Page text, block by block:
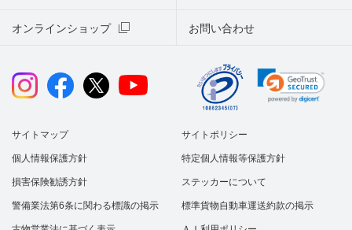
オンラインショップ お問い合わせ
サイトマップ サイトポリシー
個人情報保護方針 特定個人情報等保護方針
損害保険勧誘方針 ステッカーについて
警備業法第6条に関わる標識の掲示 標準貨物自動車運送約款の掲示